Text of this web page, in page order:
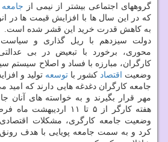
گروههای اجتماعی بیشتر از نیمی از جامعه
که در این سال ها با افزایش قیمت ها در
به کاهش قدرت خرید این قشر شده است.
دولت سیزدهم با ریل گذاری و
محوری، برخورد با تبعیض در بی
کارگران، مبارزه با فساد و اصلاح سیستم
وضعیت
اقتصاد کشور با توسعه تولید و
جامعه کارگران دغدغه هایی دارند که
مهر قرار بگیرند و به خواسته های آنان
هفته کارگر از ۵ تا ۱۱
وضعیت جامعه کارگری، مشکلات
کرد و به سمت جامعه پویایی با هدف